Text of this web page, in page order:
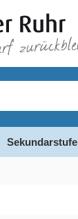
springen
Sekundarstufe